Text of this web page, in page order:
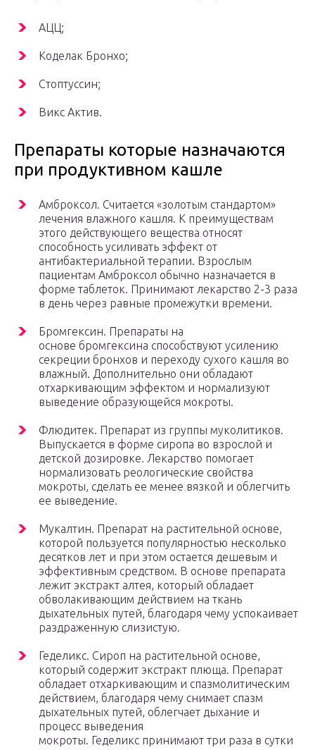
АЦЦ;
Коделак Бронхо;
Стоптуссин;
Викс Актив.
Препараты которые назначаются
при продуктивном кашле
Амброксол. Считается «золотым стандартом»
лечения влажного кашля. К преимуществам
этого действующего вещества относят
способность усиливать эффект от
антибактериальной терапии. Взрослым
пациентам Амброксол обычно назначается в
форме таблеток. Принимают лекарство 2-3 раза
в день через равные промежутки времени.
Бромгексин. Препараты на
основе бромгексина способствуют усилению
секреции бронхов и переходу сухого кашля во
влажный. Дополнительно они обладают
отхаркивающим эффектом и нормализуют
выведение образующейся мокроты.
Флюдитек. Препарат из группы муколитиков.
Выпускается в форме сиропа во взрослой и
детской дозировке. Лекарство помогает
нормализовать реологические свойства
мокроты, сделать ее менее вязкой и облегчить
ее выведение.
Мукалтин. Препарат на растительной основе,
которой пользуется популярностью несколько
десятков лет и при этом остается дешевым и
эффективным средством. В основе препарата
лежит экстракт алтея, который обладает
обволакивающим действием на ткань
дыхательных путей, благодаря чему успокаивает
раздраженную слизистую.
Геделикс. Сироп на растительной основе,
который содержит экстракт плюща. Препарат
обладает отхаркивающим и спазмолитическим
действием, благодаря чему снимает спазм
дыхательных путей, облегчает дыхание и
процесс выведения
мокроты. Геделикс принимают три раза в сутки